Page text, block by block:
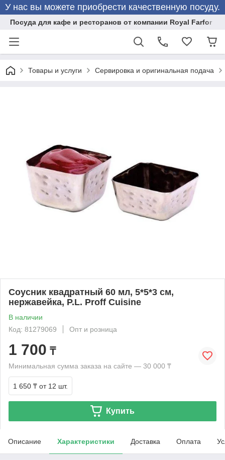
У нас вы можете приобрести качественную посуду.
Посуда для кафе и ресторанов от компании Royal Farfor
Товары и услуги Сервировка и оригинальная подача
Соусник квадратный 60 мл, 5*5*3 см,
нержавейка, P.L. Proff Cuisine
В наличии
Код: 81279069
Опт и розница
1 700 ₸
Минимальная сумма заказа на сайте — 30 000 ₸
1 650 ₸ от 12 шт.
Купить
Описание Характеристики Доставка Оплата